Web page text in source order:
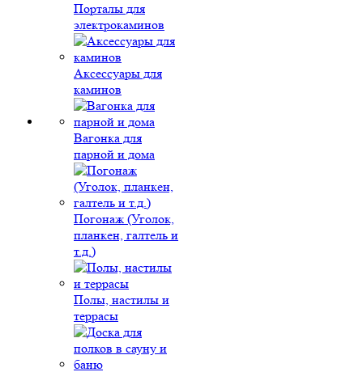
Порталы для
электрокаминов
Аксессуары для
каминов
Вагонка для
парной и дома
Погонаж (Уголок,
планкен, галтель и
т.д.)
Полы, настилы и
террасы